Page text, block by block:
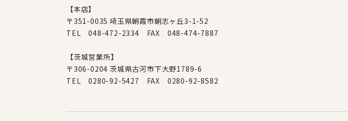
【本店】
〒351-0035 埼玉県朝霞市朝志ヶ丘3-1-52
TEL 048-472-2334 FAX 048-474-7887
【茨城営業所】
〒306-0204 茨城県古河市下大野1789-6
TEL 0280-92-5427 FAX 0280-92-8582